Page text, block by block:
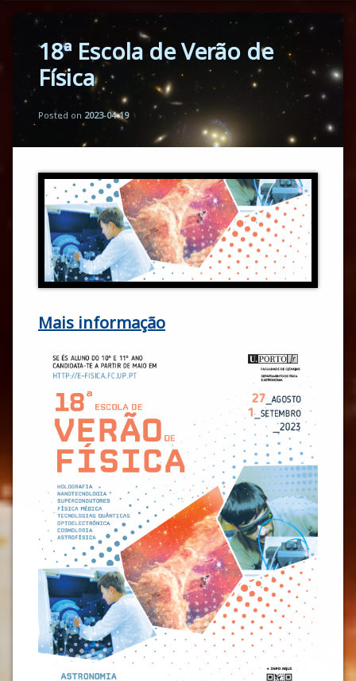
18ª Escola de Verão de
Física
Posted on 2023-04-19
Updated on 2023-09-25
byFlorbela Martins
Mais informação